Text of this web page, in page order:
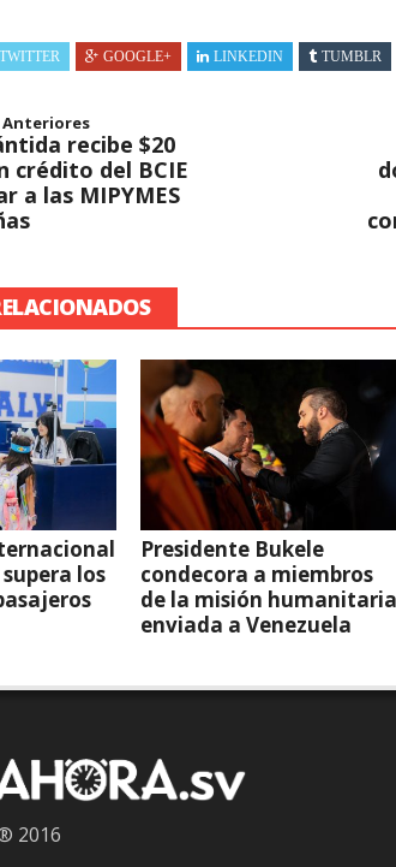
TWITTER GOOGLE+ LINKEDIN TUMBLR
Anteriores
recibe $20
crédito del BCIE
a las MIPYMES
los
Presidente Bukele
condecora a miembros
de la misión humanitaria
enviada a Venezuela
2016